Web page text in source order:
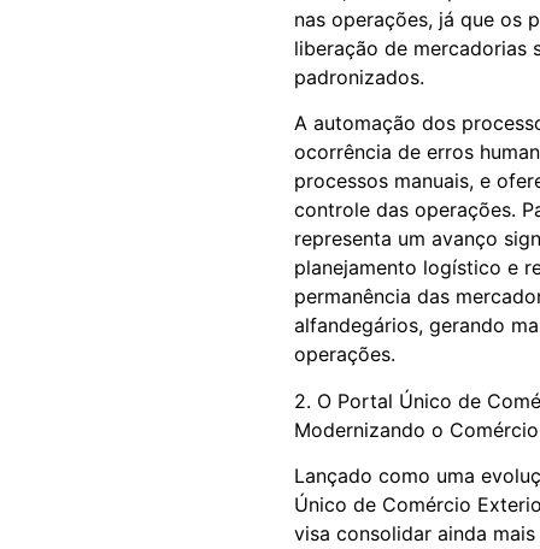
nas operações, já que os
liberação de mercadorias
padronizados.
A automação dos
ocorrência de erros
processos manuais, e
controle das operações.
representa um avanço
planejamento logístico e
permanência das
alfandegários, gerando
operações.
2. O Portal Único de
Modernizando o
Lançado como uma
Único de Comércio
visa consolidar ainda